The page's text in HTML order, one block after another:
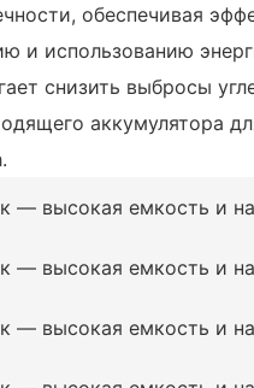
обеспечивая
и использованию
снизить выбросы
аккумулятора